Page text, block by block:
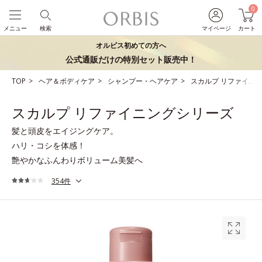
マイページ
0
カート
検索
メニュー
オルビス初めての方へ
公式通販だけの特別セット販売中！
TOP ヘア＆ボディケア シャンプー・ヘアケア スカルプ リファイニ
スカルプ リファイニングシリーズ
髪と頭皮をエイジングケア。
ハリ・コシを体感！
艶やかなふんわりボリューム美髪へ
354件